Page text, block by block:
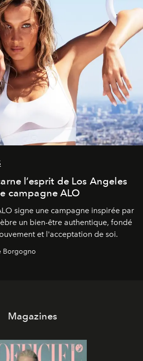
l’esprit de Los Angeles
campagne ALO
signe une campagne inspirée par
un bien-être authentique, fondé
et l'acceptation de soi.
Borgogno
Magazines